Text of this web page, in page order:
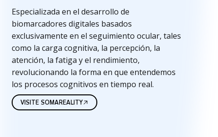
Especializada en el desarrollo de
biomarcadores digitales basados
exclusivamente en el seguimiento ocular, tales
como la carga cognitiva, la percepción, la
atención, la fatiga y el rendimiento,
revolucionando la forma en que entendemos
los procesos cognitivos en tiempo real.
VISITE SOMAREALITY